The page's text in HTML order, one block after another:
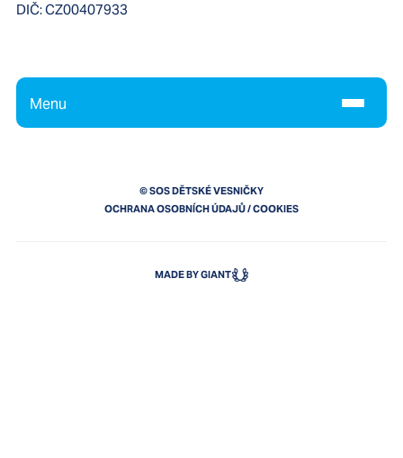
DIČ:CZ00407933
Menu
© SOS DĚTSKÉ VESNIČKY
OCHRANA OSOBNÍCH ÚDAJŮ/COOKIES
MADE BY GIANT